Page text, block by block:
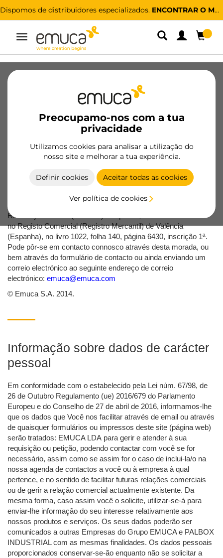
Dispomos de distribuidores especializados. ENCONTRAR O MAIS PRÓXIMO
Alternar
navegação
Preocupamo-nos com a tua
privacidade
Utilizamos cookies para analisar a utilização do
nosso site e melhorar a tua experiência.
Definir cookies Aceitar todas as cookies
Ver política de cookies
Nota legal
De acordo com a Lei 34/2002 de 11 de Julho relativamente aos
serviços da sociedade da informação e de comércio
electrónico, pomos em seu conhecimento que a entidade
Emuca S.A. (daqui em diante denominada por Emuca) com
número de contribuinte espanhol CIF A-46154704 e morada em
Polígono El Oliveral, C/H 4, Apartado de Correos 176, 46394
Riba-Roja del Turia (Valencia) - Espanha, encontra-se inscrita
no Registo Comercial (Registro Mercantil) de Valência
(Espanha), no livro 1022, folha 140, página 6430, inscrição 1ª.
Pode pôr-se em contacto connosco através desta morada, ou
bem através do formulário de contacto ou ainda enviando um
correio electrónico ao seguinte endereço de correio
electrónico: emuca@emuca.com
© Emuca S.A. 2014.
Informação sobre dados de carácter
pessoal
Em conformidade com o estabelecido pela Lei núm. 67/98, de
26 de Outubro Regulamento (ue) 2016/679 do Parlamento
Europeu e do Conselho de 27 de abril de 2016, informamos-lhe
que os dados que Você nos facilitar através de email ou através
de quaisquer formulários ou impressos deste site (página web)
serão tratados: EMUCA LDA para gerir e atender à sua
requisição ou petição, podendo contactar com você se for
necessário, assim como se assim for o caso de inclui-la/o na
nossa agenda de contactos a você ou à empresa à qual
pertence, e no sentido de facilitar futuras relações comerciais
ou de gerir a relação comercial actualmente existente. Da
mesma forma, caso assim você o solicite, utilizar-se-á para
enviar-lhe informação do seu interesse relativamente aos
nossos produtos e serviços. Os seus dados poderão ser
comunicados a outras Empresas do Grupo EMUCA e PALBOX
INDUSTRIAL com as mesmas finalidades. Os dados pessoais
proporcionados conservar-se-ão enquanto não se solicitar a